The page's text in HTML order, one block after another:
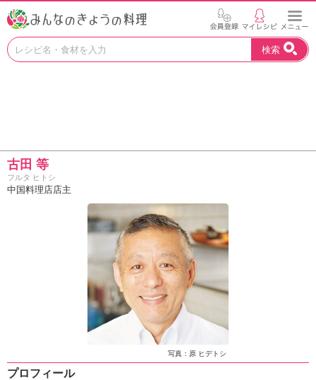
お
う
。
N
H
K
エ
デ
ュ
ケ
ー
シ
検索
古田 等
フルタ ヒトシ
中国料理店店主
写真：原 ヒデトシ
プロフィール